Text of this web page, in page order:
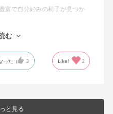
富で自分好みの椅子が見つか
パクトで家に置くのに最適で
ています。
せがあったので固定肘の物を
バージョンもバイカラーなど
む
った 3 Like! 2
と見る